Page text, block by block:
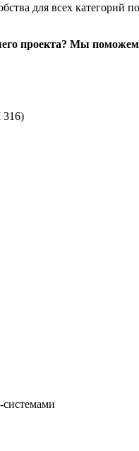
для всех категорий
проекта? Мы
316)